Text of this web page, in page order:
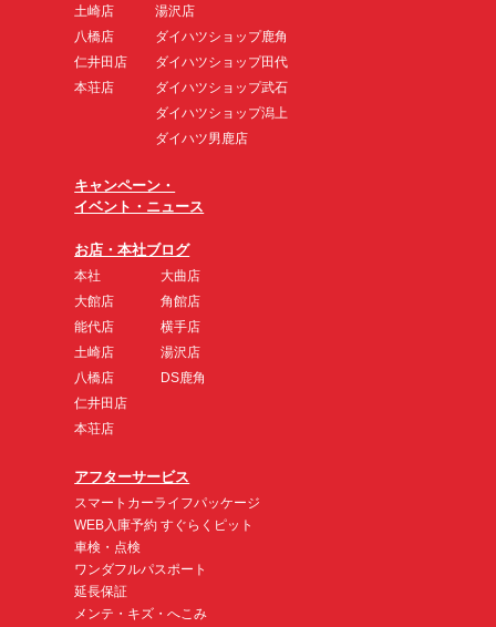
土崎店
八橋店
仁井田店
本荘店
湯沢店
ダイハツショップ鹿角
ダイハツショップ田代
ダイハツショップ武石
ダイハツショップ潟上
ダイハツ男鹿店
キャンペーン・
イベント・ニュース
お店・本社ブログ
本社
大館店
能代店
土崎店
八橋店
仁井田店
本荘店
大曲店
角館店
横手店
湯沢店
DS鹿角
アフターサービス
スマートカーライフパッケージ
WEB入庫予約 すぐらくピット
車検・点検
ワンダフルパスポート
延長保証
メンテ・キズ・へこみ